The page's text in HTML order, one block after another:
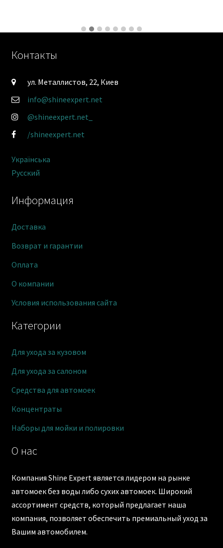
О нас
Компания Shine Expert является лидером на рынке
автомоек без воды либо сухих автомоек. Широкий
ассортимент средств, который предлагает наша
компания, позволяет обеспечить премиальный уход за
Вашим автомобилем.
Категории
Для ухода за кузовом
Для ухода за салоном
Средства для автомоек
Концентраты
Наборы для мойки и полировки
Информация
Доставка
Возврат и гарантии
Оплата
О компании
Условия использования сайта
Контакты
ул. Металлистов, 22, Киев
info@shineexpert.net
@shineexpert.net_
/shineexpert.net
Українська
Русский